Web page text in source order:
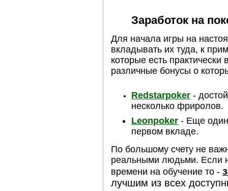
Заработок на
Для начала игры на
вкладывать их туда, к
которые есть
различные бонусы о
Redstarpoker -
несколько фриролов.
Leonpoker - Еще
первом вкладе.
По большому счету не
реальными людьми. Если
времени на обучение то -
лучшим из всех